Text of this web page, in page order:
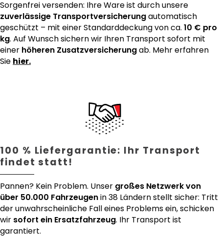
Sorgenfrei versenden: Ihre Ware ist durch unsere
zuverlässige Transportversicherungautomatisch
geschützt – mit einer Standarddeckung von ca. 10 € pro
kg. Auf Wunsch sichern wir Ihren Transport sofort mit
einer höheren Zusatzversicherungab. Mehr erfahren
Sie hier.
100 % Liefergarantie: Ihr Transport
findet statt!
Pannen? Kein Problem. Unser großes Netzwerk von
über 50.000 Fahrzeugenin 38 Ländern stellt sicher: Tritt
der unwahrscheinliche Fall eines Problems ein, schicken
wir sofort ein Ersatzfahrzeug. Ihr Transport ist
garantiert.